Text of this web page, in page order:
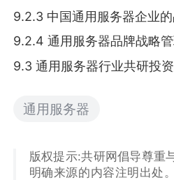
9.2.3 中国通用服务器企业
9.2.4 通用服务器品牌战略
9.3 通用服务器行业共研投
通用服务器
版权提示:共研网倡导尊重
明确来源的内容注明出处